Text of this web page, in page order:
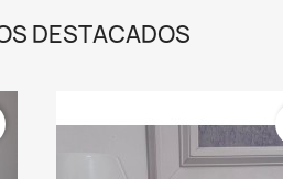
DESTACADOS